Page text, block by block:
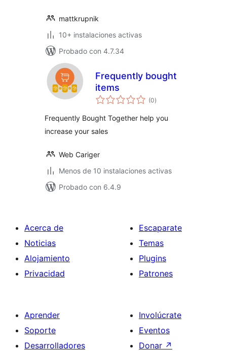
mattkrupnik
10+ instalaciones activas
Probado con 4.7.34
Frequently bought
items
(0valoraciones
en
)
Frequently Bought Together help you
increase your sales
Web Cariger
Menos de 10 instalaciones activas
Probado con 6.4.9
Acerca de
Noticias
Alojamiento
Privacidad
Escaparate
Temas
Plugins
Patrones
Aprender
Soporte
Desarrolladores
Involúcrate
Eventos
Donar ↗